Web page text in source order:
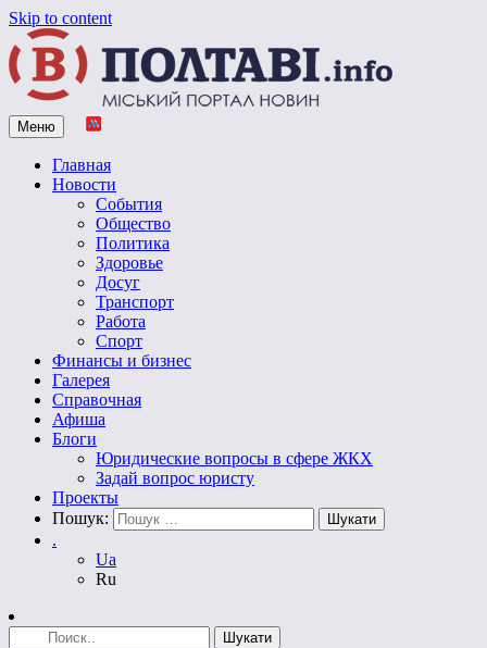
Skip to content
Vpoltave.info
Полтавский портал новостей
Меню
Главная
Новости
События
Общество
Политика
Здоровье
Досуг
Транспорт
Работа
Спорт
Финансы и бизнес
Галерея
Справочная
Афиша
Блоги
Юридические вопросы в сфере ЖКХ
Задай вопрос юристу
Проекты
Пошук:
.
Ua
Ru